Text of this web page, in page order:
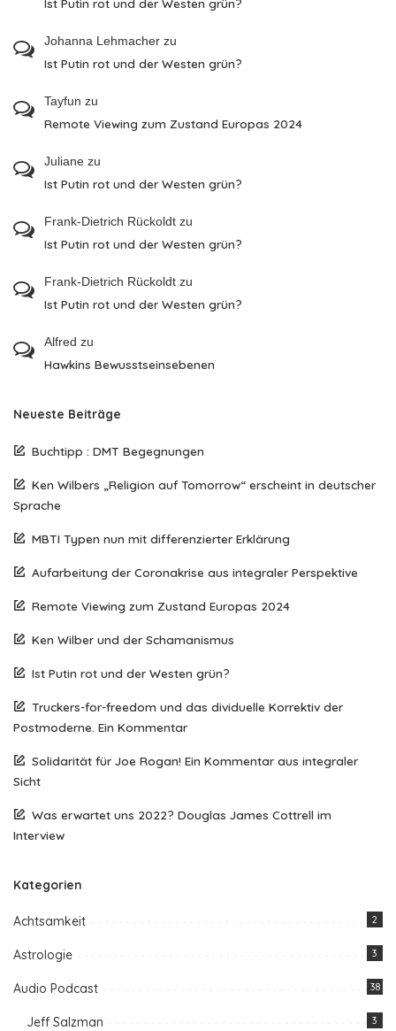
Ist Putin rot und der Westen grün?
Johanna Lehmacher zu
Ist Putin rot und der Westen grün?
Tayfun zu
Remote Viewing zum Zustand Europas 2024
Juliane zu
Ist Putin rot und der Westen grün?
Frank-Dietrich Rückoldt zu
Ist Putin rot und der Westen grün?
Frank-Dietrich Rückoldt zu
Ist Putin rot und der Westen grün?
Alfred zu
Hawkins Bewusstseinsebenen
Neueste Beiträge
Buchtipp : DMT Begegnungen
Ken Wilbers „Religion auf Tomorrow“ erscheint in deutscher
Sprache
MBTI Typen nun mit differenzierter Erklärung
Aufarbeitung der Coronakrise aus integraler Perspektive
Remote Viewing zum Zustand Europas 2024
Ken Wilber und der Schamanismus
Ist Putin rot und der Westen grün?
Truckers-for-freedom und das dividuelle Korrektiv der
Postmoderne. Ein Kommentar
Solidarität für Joe Rogan! Ein Kommentar aus integraler
Sicht
Was erwartet uns 2022? Douglas James Cottrell im
Interview
Kategorien
Achtsamkeit 2
Astrologie 3
Audio Podcast 38
Jeff Salzman 3